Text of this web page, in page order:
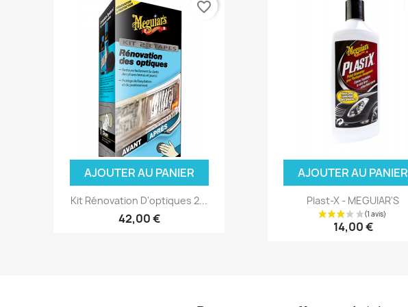
AJOUTER AU PANIER
Kit Rénovation D'optiques 2...
42,00 €
favorite_border
AJOUTER AU PANIER
Plast-X - MEGUIAR'S
14,00 €